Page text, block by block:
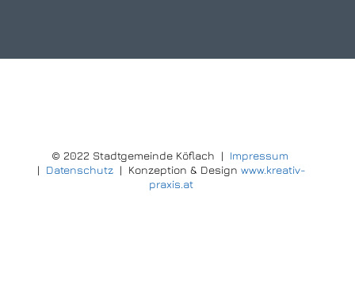
© 2022 Stadtgemeinde Köflach | Impressum
| Datenschutz| Konzeption & Design www.kreativ-
praxis.at